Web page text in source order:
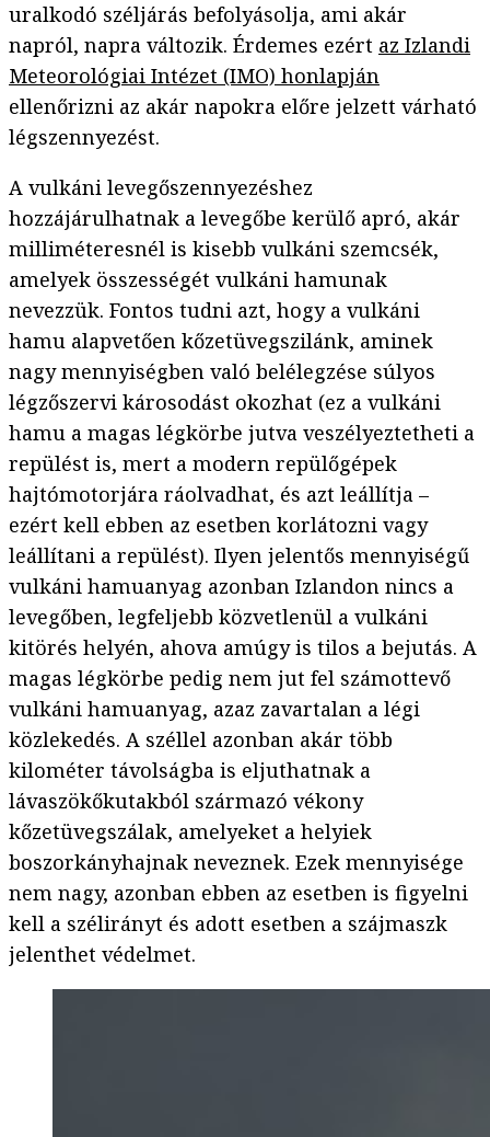
uralkodó széljárás befolyásolja, ami akár
napról, napra változik. Érdemes ezért az Izlandi
Meteorológiai Intézet (IMO) honlapján
ellenőrizni az akár napokra előre jelzett várható
légszennyezést.
A vulkáni levegőszennyezéshez
hozzájárulhatnak a levegőbe kerülő apró, akár
milliméteresnél is kisebb vulkáni szemcsék,
amelyek összességét vulkáni hamunak
nevezzük. Fontos tudni azt, hogy a vulkáni
hamu alapvetően kőzetüvegszilánk, aminek
nagy mennyiségben való belélegzése súlyos
légzőszervi károsodást okozhat (ez a vulkáni
hamu a magas légkörbe jutva veszélyeztetheti a
repülést is, mert a modern repülőgépek
hajtómotorjára ráolvadhat, és azt leállítja –
ezért kell ebben az esetben korlátozni vagy
leállítani a repülést). Ilyen jelentős mennyiségű
vulkáni hamuanyag azonban Izlandon nincs a
levegőben, legfeljebb közvetlenül a vulkáni
kitörés helyén, ahova amúgy is tilos a bejutás. A
magas légkörbe pedig nem jut fel számottevő
vulkáni hamuanyag, azaz zavartalan a légi
közlekedés. A széllel azonban akár több
kilométer távolságba is eljuthatnak a
lávaszökőkutakból származó vékony
kőzetüvegszálak, amelyeket a helyiek
boszorkányhajnak neveznek. Ezek mennyisége
nem nagy, azonban ebben az esetben is figyelni
kell a szélirányt és adott esetben a szájmaszk
jelenthet védelmet.